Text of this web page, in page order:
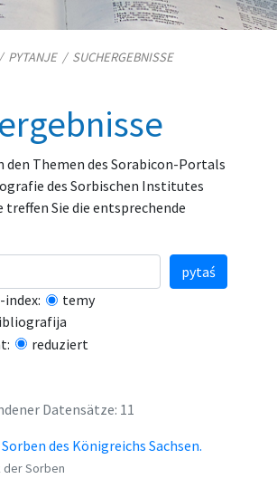
PYTANJE/ SUCHERGEBNISSE
den Themen des Sorabicon-Portals
des Sorbischen Institutes
treffen Sie die entsprechende
index:
temy
reduziert
pytaś
Datensätze: 11
des Königreichs Sachsen.
Sorben